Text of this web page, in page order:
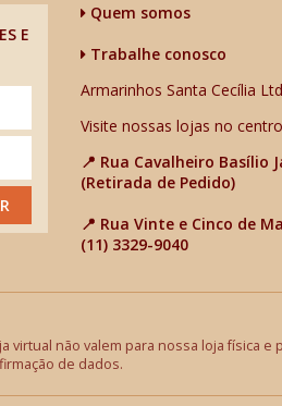
E
Quem somos
Trabalhe conosco
Armarinhos Santa Cecília
Visite nossas lojas no
📍 Rua Cavalheiro Basílio
(Retirada de Pedido)
📍 Rua Vinte e Cinco de
(11) 3329-9040
não valem para nossa loja física
de dados.